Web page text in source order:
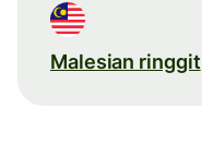
Malesian ringgit